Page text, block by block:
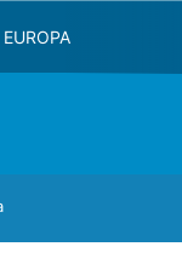
EUROPA